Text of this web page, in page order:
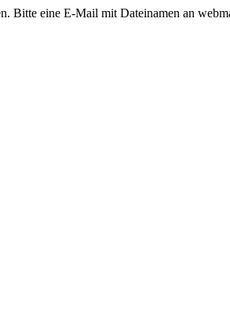
Bitte eine E-Mail mit Dateinamen an